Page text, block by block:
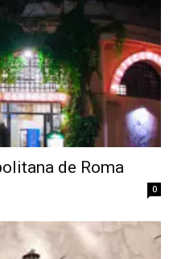
de Roma
0